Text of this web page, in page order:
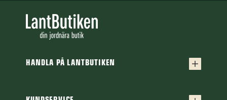
HANDLA PÅ LANTBUTIKEN